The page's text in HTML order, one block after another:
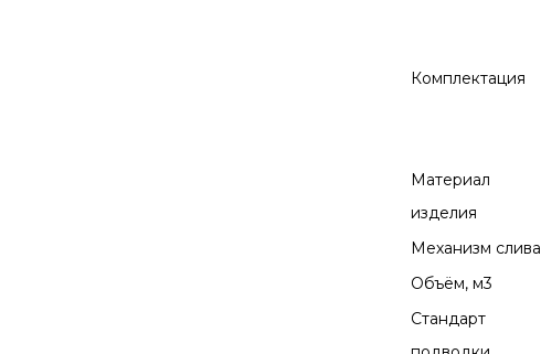
Комплектация
Материал
изделия
Механизм слива
Объём, м3
Стандарт